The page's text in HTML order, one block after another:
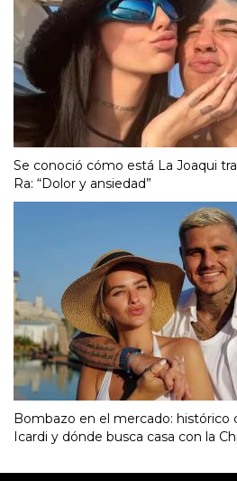
Se conoció cómo está La Joaqui
Ra: “Dolor y ansiedad”
Bombazo en el mercado: histórico
Icardi y dónde busca casa con la